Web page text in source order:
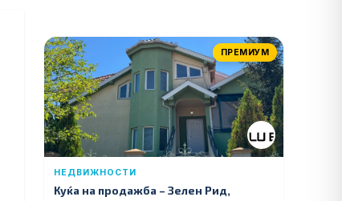
ПРЕМИУМ
НЕДВИЖНОСТИ
Куќа на продажба – Зелeн Рид,